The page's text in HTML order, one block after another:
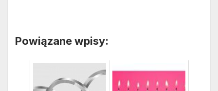
Powiązane wpisy: